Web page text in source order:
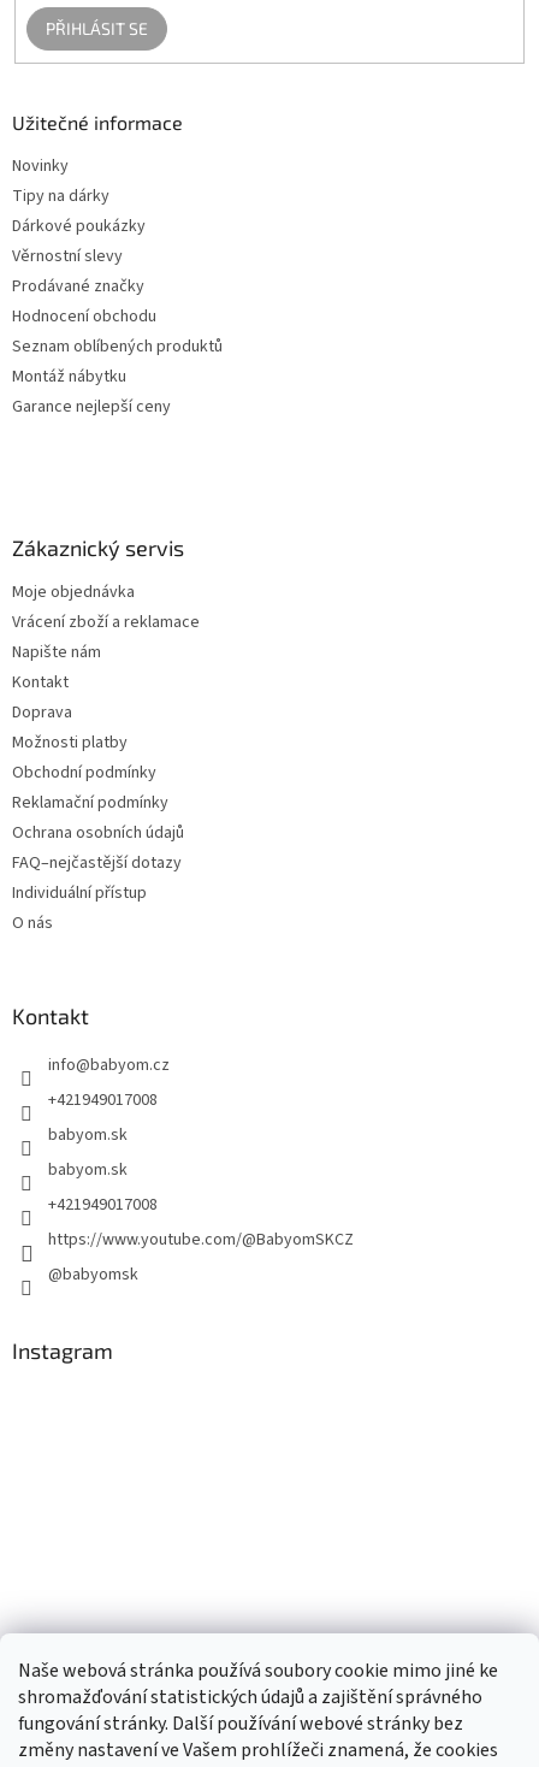
Naše webová stránka používá soubory cookie mimo jiné ke
shromažďování statistických údajů a zajištění správného
fungování stránky. Další používání webové stránky bez
změny nastavení ve Vašem prohlížeči znamená, že cookies
PŘIHLÁSIT SE
Užitečné informace
Novinky
Tipy na dárky
Dárkové poukázky
Věrnostní slevy
Prodávané značky
Hodnocení obchodu
Seznam oblíbených produktů
Montáž nábytku
Garance nejlepší ceny
Zákaznický servis
Moje objednávka
Vrácení zboží a reklamace
Napište nám
Kontakt
Doprava
Možnosti platby
Obchodní podmínky
Reklamační podmínky
Ochrana osobních údajů
FAQ–nejčastější dotazy
Individuální přístup
O nás
Kontakt
info@babyom.cz
+421949017008
babyom.sk
babyom.sk
+421949017008
https://www.youtube.com/@BabyomSKCZ
@babyomsk
Instagram